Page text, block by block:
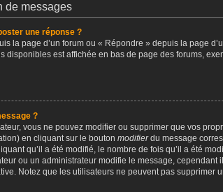
de messages
une réponse ?
la page d’un forum ou « Répondre » depuis la page
disponibles est affichée en bas de page des forums,
?
vous ne pouvez modifier ou supprimer que vos
en cliquant sur le bouton modifierdu message
qu’il a été modifié, le nombre de fois qu’il a été
ou un administrateur modifie le message,
Notez que les utilisateurs ne peuvent pas supprimer